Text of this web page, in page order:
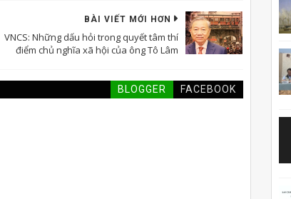
BÀI VIẾT MỚI HƠN
VNCS: Những dấu hỏi trong quyết tâm thí
điểm chủ nghĩa xã hội của ông Tô Lâm
BLOGGER FACEBOOK